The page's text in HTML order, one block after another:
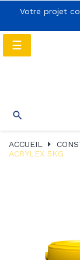
Votre projet

Basculer
la
☰
ACCUEIL
ACRYLEX 5KG